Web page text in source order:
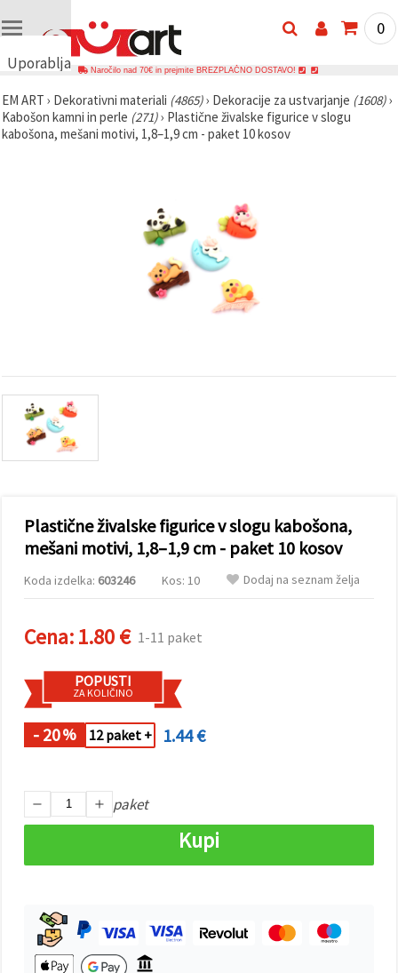
Uporabljamo
🍪
Uporabljamo
piškotke in
prikazujemo
vsebine in
oglase, tudi
s pomočjo
naših
partnerjev
»Sprejmi
lahko
uporabo
vseh
Nastavitvah
preference z
izbiro
določene
vrste
piškotkov
Sprejmi
0
Naročilo nad 70€ in prejmite BREZPLAČNO DOSTAVO!
EM ART › Dekorativni materiali (4865)› Dekoracije za ustvarjanje (1608)›
Kabošon kamni in perle (271)› Plastične živalske figurice v slogu
kabošona, mešani motivi, 1,8–1,9 cm - paket 10 kosov
Plastične živalske figurice v slogu kabošona,
mešani motivi, 1,8–1,9 cm - paket 10 kosov
Koda izdelka: 603246 Kos: 10 Dodaj na seznam želja
Cena:1.80 € 1-11 paket
POPUSTI
ZA KOLIČINO
- 20% 12 paket + 1.44 €
paket
Kupi